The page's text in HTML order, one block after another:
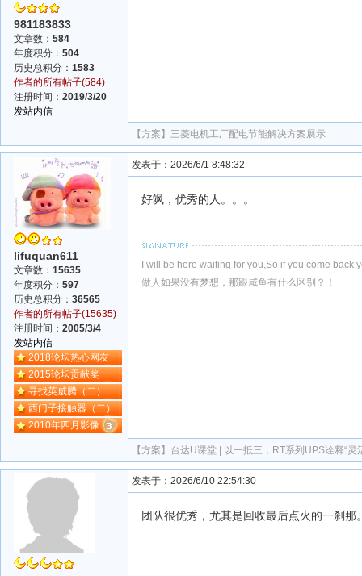
981183833
文章数： 584
年度积分： 504
历史总积分： 1583
作者的所有帖子(584)
注册时间： 2019/3/20
发站内信
【方案】 三菱电机工厂配电节能解决方案展示
lifuquan611
文章数： 15635
年度积分： 597
历史总积分： 36565
作者的所有帖子(15635)
注册时间： 2005/3/4
发站内信
2018论坛热心网友
2015论坛贡献奖
寻找英威腾（二）
西门子接触器（二）
2010年四月影像
发表于：2026/6/1 8:48:32
好飒，优秀的人。。。
I will be here waiting for you,So if you come back
做人如果没有梦想，那跟咸鱼有什么区别？！
【方案】 台达U课堂 | 以一抵三，RT系列UPS诠释“灵
发表于：2026/6/10 22:54:30
团队很优秀，尤其是回收最后点火的一刹那